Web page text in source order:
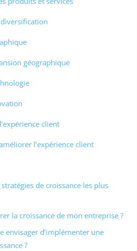
géographique
client
l’expérience client
de croissance les plus
la croissance de mon entreprise ?
envisager d’implémenter une
?